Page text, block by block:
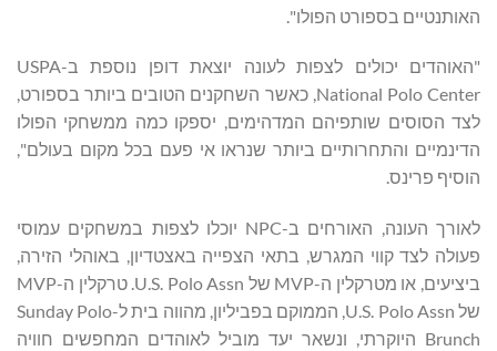
האותנטיים בספורט הפולו".
"האוהדים יכולים לצפות לעונה יוצאת דופן נוספת ב-USPA
National Polo Center, כאשר השחקנים הטובים ביותר בספורט,
לצד הסוסים שותפיהם המדהימים, יספקו כמה ממשחקי הפולו
הדינמיים והתחרותיים ביותר שנראו אי פעם בכל מקום בעולם",
הוסיף פרינס.
לאורך העונה, האורחים ב-NPC יוכלו לצפות במשחקים עמוסי
פעולה לצד קווי המגרש, בתאי הצפייה באצטדיון, באוהלי הזירה,
ביציעים, או מטרקלין ה-MVP של U.S. Polo Assn. טרקלין ה-MVP
של U.S. Polo Assn, הממוקם בפביליון, מהווה בית ל-Sunday Polo
Brunch היוקרתי, ונשאר יעד מוביל לאוהדים המחפשים חוויה